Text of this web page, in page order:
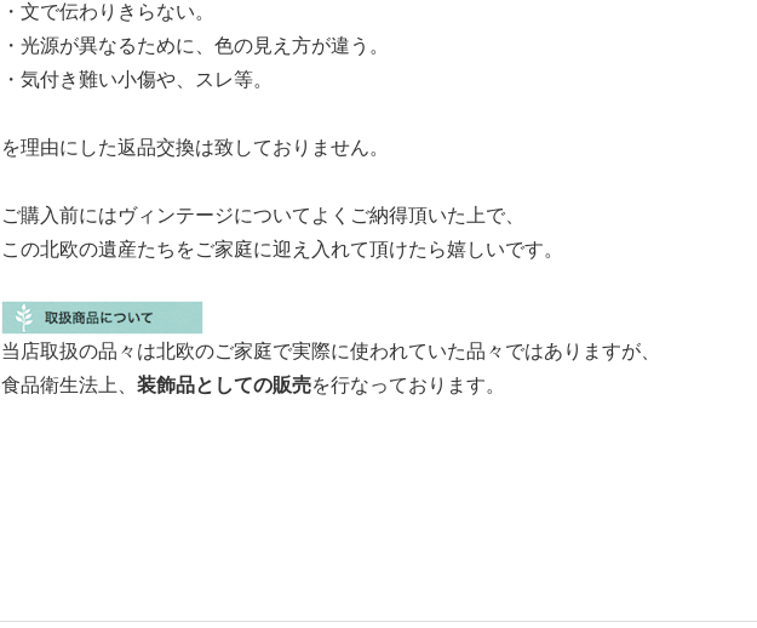
・文で伝わりきらない。
・光源が異なるために、色の見え方が違う。
・気付き難い小傷や、スレ等。
を理由にした返品交換は致しておりません。
ご購入前にはヴィンテージについてよくご納得頂いた上で、
この北欧の遺産たちをご家庭に迎え入れて頂けたら嬉しいです。
当店取扱の品々は北欧のご家庭で実際に使われていた品々ではありますが、
食品衛生法上、 装飾品としての販売を行なっております。